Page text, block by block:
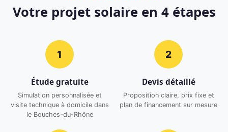
Votre projet solaire en 4 étapes
1
Étude gratuite
Simulation personnalisée et
visite technique à domicile dans
le Bouches-du-Rhône
2
Devis détaillé
Proposition claire, prix fixe et
plan de financement sur mesure